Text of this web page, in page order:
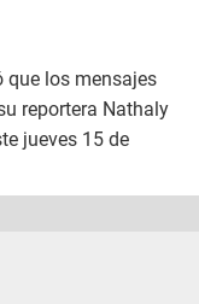
que los mensajes
reportera Nathaly
jueves 15 de